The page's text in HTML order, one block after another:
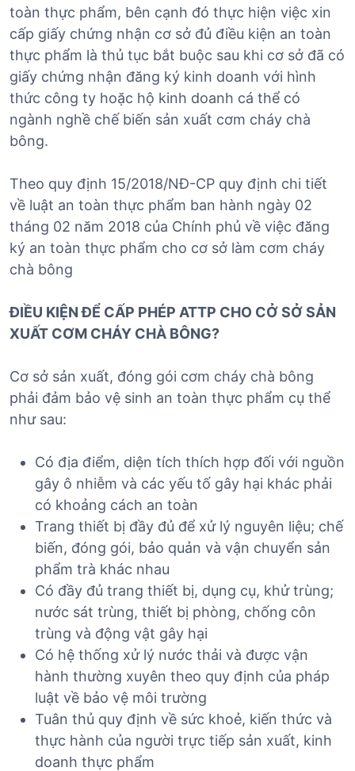
toàn thực phẩm, bên cạnh đó thực hiện việc xin
cấp giấy chứng nhận cơ sở đủ điều kiện an toàn
thực phẩm là thủ tục bắt buộc sau khi cơ sở đã có
giấy chứng nhận đăng ký kinh doanh với hình
thức công ty hoặc hộ kinh doanh cá thể có
ngành nghề chế biến sản xuất cơm cháy chà
bông.
Theo quy định 15/2018/NĐ-CP quy định chi tiết
về luật an toàn thực phẩm ban hành ngày 02
tháng 02 năm 2018 của Chính phủ về việc đăng
ký an toàn thực phẩm cho cơ sở làm cơm cháy
chà bông
ĐIỀU KIỆN ĐỂ CẤP PHÉP ATTP CHO CỞ SỞ SẢN
XUẤT CƠM CHÁY CHÀ BÔNG?
Cơ sở sản xuất, đóng gói cơm cháy chà bông
phải đảm bảo vệ sinh an toàn thực phẩm cụ thể
như sau:
Có địa điểm, diện tích thích hợp đối với nguồn
gây ô nhiễm và các yếu tố gây hại khác phải
có khoảng cách an toàn
Trang thiết bị đầy đủ để xử lý nguyên liệu; chế
biến, đóng gói, bảo quản và vận chuyển sản
phẩm trà khác nhau
Có đầy đủ trang thiết bị, dụng cụ, khử trùng;
nước sát trùng, thiết bị phòng, chống côn
trùng và động vật gây hại
Có hệ thống xử lý nước thải và được vận
hành thường xuyên theo quy định của pháp
luật về bảo vệ môi trường
Tuân thủ quy định về sức khoẻ, kiến thức và
thực hành của người trực tiếp sản xuất, kinh
doanh thực phẩm